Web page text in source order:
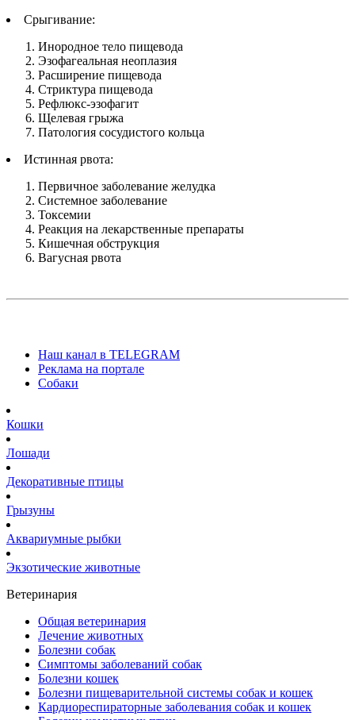
Срыгивание:
Инородное тело пищевода
Эзофагеальная неоплазия
Расширение пищевода
Стриктура пищевода
Рефлюкс-эзофагит
Щелевая грыжа
Патология сосудистого кольца
Истинная рвота:
Первичное заболевание желудка
Системное заболевание
Токсемии
Реакция на лекарственные препараты
Кишечная обструкция
Вагусная рвота
Наш канал в TELEGRAM
Реклама на портале
Собаки
Кошки
Лошади
Декоративные птицы
Грызуны
Аквариумные рыбки
Экзотические животные
Ветеринария
Общая ветеринария
Лечение животных
Болезни собак
Симптомы заболеваний собак
Болезни кошек
Болезни пищеварительной системы собак и кошек
Кардиореспираторные заболевания собак и кошек